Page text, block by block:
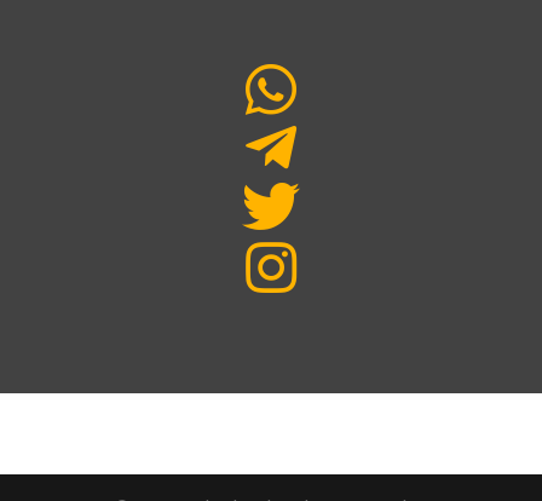



